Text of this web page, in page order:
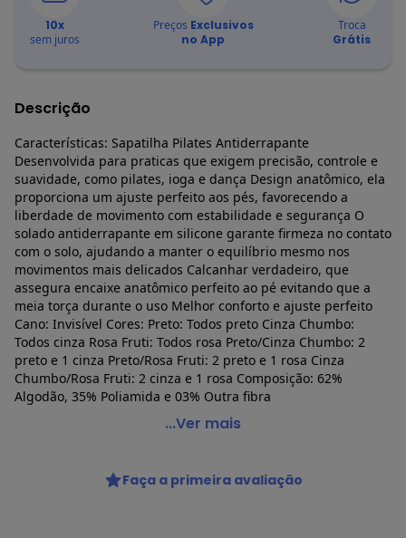
10x
sem juros
Preços Exclusivos
no App
Troca
Grátis
Descrição
Características: Sapatilha Pilates Antiderrapante
Desenvolvida para praticas que exigem precisão, controle e
suavidade, como pilates, ioga e dança Design anatômico, ela
proporciona um ajuste perfeito aos pés, favorecendo a
liberdade de movimento com estabilidade e segurança O
solado antiderrapante em silicone garante firmeza no contato
com o solo, ajudando a manter o equilíbrio mesmo nos
movimentos mais delicados Calcanhar verdadeiro, que
assegura encaixe anatômico perfeito ao pé evitando que a
meia torça durante o uso Melhor conforto e ajuste perfeito
Cano: Invisível Cores: Preto: Todos preto Cinza Chumbo:
Todos cinza Rosa Fruti: Todos rosa Preto/Cinza Chumbo: 2
preto e 1 cinza Preto/Rosa Fruti: 2 preto e 1 rosa Cinza
Chumbo/Rosa Fruti: 2 cinza e 1 rosa Composição: 62%
Algodão, 35% Poliamida e 03% Outra fibra
Lupo - Kit 3 pares de Sapatilhas Antiderrapante Pilates
Código do produto: 23079913
Colecao : SPORT LUPO
...Ver mais
Faça a primeira avaliação